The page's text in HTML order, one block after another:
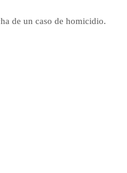
de un caso de homicidio.